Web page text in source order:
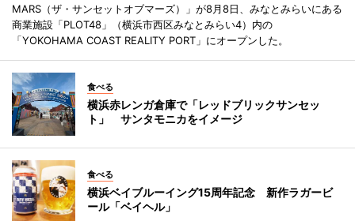
MARS（ザ・サンセットオブマーズ）」が8月8日、みなとみらいにある
商業施設「PLOT48」（横浜市西区みなとみらい4）内の
「YOKOHAMA COAST REALITY PORT」にオープンした。
食べる
横浜赤レンガ倉庫で「レッドブリックサンセッ
ト」 サンタモニカをイメージ
食べる
横浜ベイブルーイング15周年記念 新作ラガービ
ール「ベイヘル」